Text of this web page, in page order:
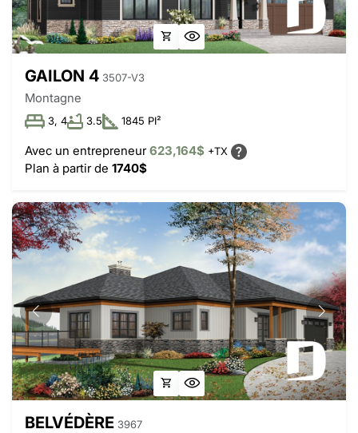
GAILON 4 3507-V3
Montagne
3, 4 3.5 1845 PI²
Avec un entrepreneur623,164$ +TX
Plan à partir de 1740$
BELVÉDÈRE 3967